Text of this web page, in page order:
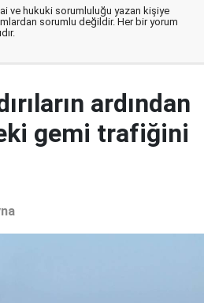
ve hukuki sorumluluğu yazan kişiye
sorumlu değildir. Her bir yorum
ardından
gemi trafiğini